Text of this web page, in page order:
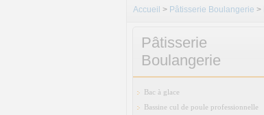
Accueil > Pâtisserie Boulangerie >
Pâtisserie
Boulangerie
Bac à glace
Bassine cul de poule professionnelle